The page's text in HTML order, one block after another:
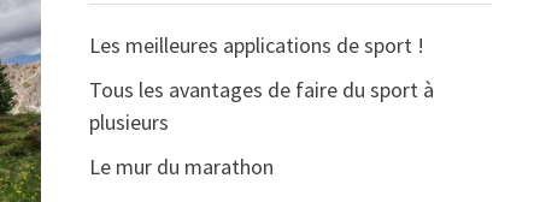
Les meilleures applications de sport !
Tous les avantages de faire du sport à
plusieurs
Le mur du marathon